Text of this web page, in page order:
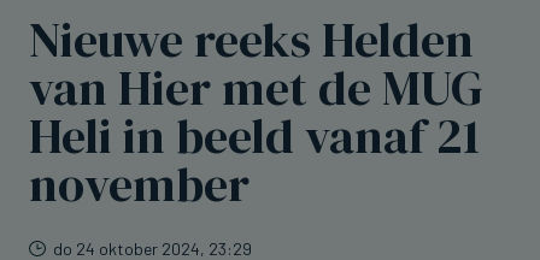
Nieuwe reeks Helden
van Hier met de MUG
Heli in beeld vanaf 21
november
do 24 oktober 2024, 23:29